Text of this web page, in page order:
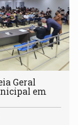
Geral
em